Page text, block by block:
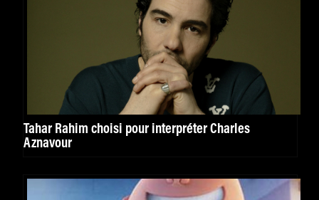
Tahar Rahim choisi pour interpréter Charles
Aznavour